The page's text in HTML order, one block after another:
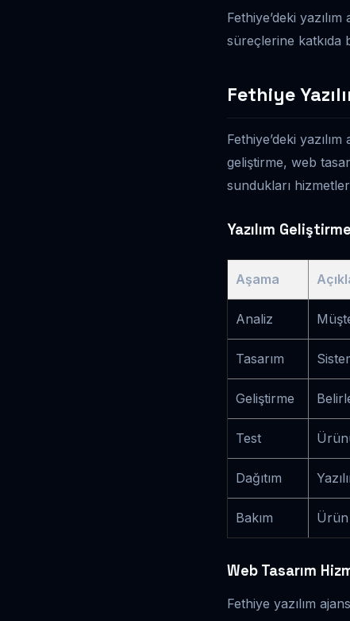
Fethiye’deki
süreçlerine katkıda
Fethiye
Fethiye’deki
geliştirme, web
sundukları
Yazılım
Aşama
Analiz
Tasarım
Geliştirme
Test
Dağıtım
Bakım Ürün
Web Tasarım
Fethiye yazılım